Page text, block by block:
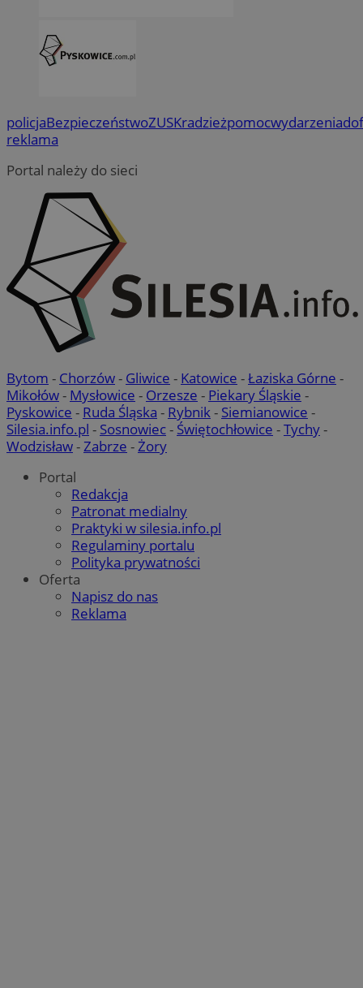
policjaBezpieczeństwoZUSKradzieżpomocwydarzenia
reklama
Portal należy do sieci
Bytom - Chorzów- Gliwice - Katowice -Łaziska Górne -
Mikołów- Mysłowice - Orzesze - Piekary Śląskie -
Pyskowice - Ruda Śląska - Rybnik- Siemianowice -
Silesia.info.pl - Sosnowiec- Świętochłowice -Tychy-
Wodzisław-Zabrze -Żory
Portal
Redakcja
Patronat medialny
Praktyki w silesia.info.pl
Regulaminy portalu
Polityka prywatności
Oferta
Napisz do nas
Reklama